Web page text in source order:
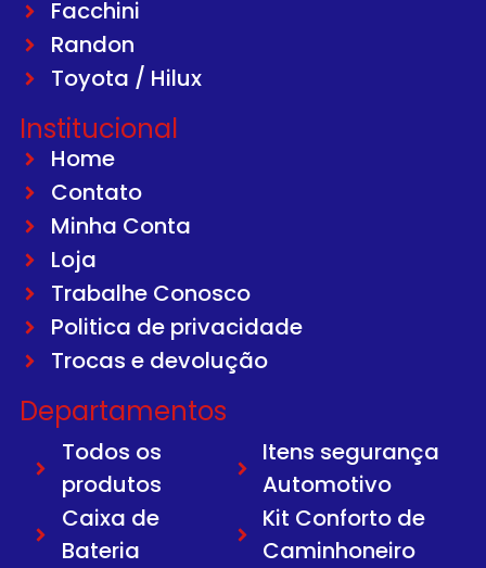
Facchini
Randon
Toyota / Hilux
Institucional
Home
Contato
Minha Conta
Loja
Trabalhe Conosco
Politica de privacidade
Trocas e devolução
Departamentos
Todos os
produtos
Caixa de
Bateria
Itens segurança
Automotivo
Kit Conforto de
Caminhoneiro